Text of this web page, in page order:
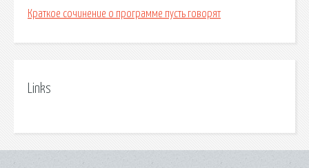
Краткое сочинение о программе пусть говорят
Links